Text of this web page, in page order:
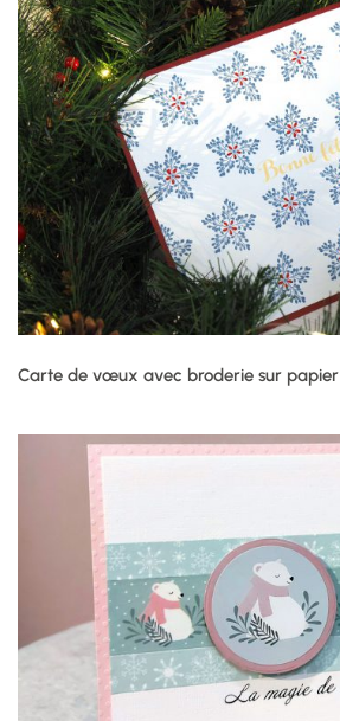
Carte de vœux avec broderie sur papier